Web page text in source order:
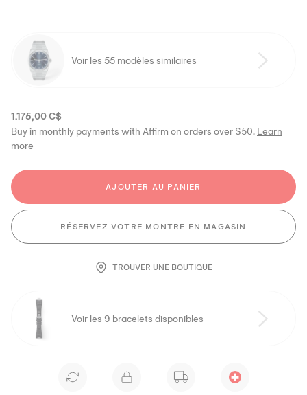
Voir les 55 modèles similaires
1.175,00 C$
Buy in monthly payments with Affirm on orders over $50.Learn
more
AJOUTER AU PANIER
RÉSERVEZ VOTRE MONTRE EN MAGASIN
TROUVER UNE BOUTIQUE
Voir les 9 bracelets disponibles